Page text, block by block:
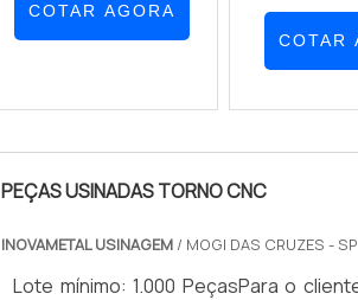
COTAR AGORA
COTAR
PEÇAS USINADAS TORNO CNC
INOVAMETAL USINAGEM / MOGI DAS CRUZES - SP
Lote mínimo: 1.000 PeçasPara o